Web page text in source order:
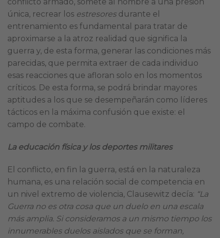
conflicto armado, somete al hombre a una presión
única, recrear los estresoresdurante el
entrenamiento es fundamental para tratar de
aproximarse a la atroz realidad que significa la
guerra y, de esta forma, generar las condiciones más
parecidas, que permita extraer de cada individuo
esas reacciones que afloran solo en los momentos
críticos. De esta forma, se podrá brindar mayores
aptitudes a los que se desempeñarán como líderes
tácticos en la máxima confusión que existe: el
campo de combate.
La educación física y los deportes militares
El conflicto, en fin la guerra, está en la naturaleza
humana, es una relación social de competencia en
un nivel extremo de violencia, Clausewitz decía: “La
Guerra no es otra cosa que un duelo en una escala
más amplia. Si consideramos a un mismo tiempo los
innumerables duelos aislados que se forman,